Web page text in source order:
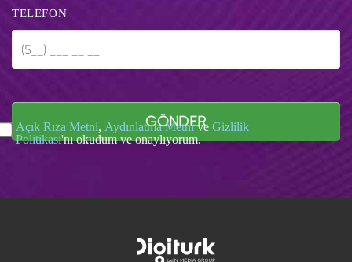
TELEFON
GÖNDER
Açık Rıza Metni, Aydınlatma Metnive Gizlilik
Politikası'nı okudum ve onaylıyorum.